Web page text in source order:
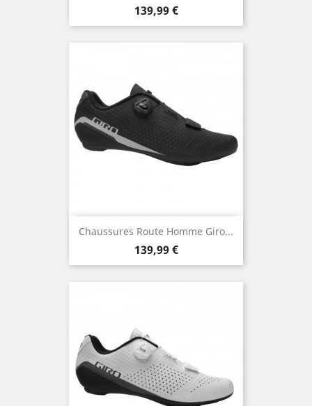
Prix
139,99 €
Chaussures Route Homme Giro...
Prix
139,99 €